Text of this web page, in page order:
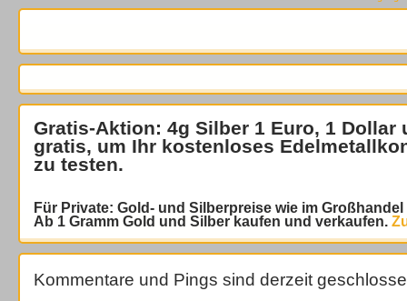
Gratis-Aktion: 4g Silber 1 Euro, 1 Dollar
gratis, um Ihr kostenloses
zu testen.
Für Private: Gold- und Silberpreise wie im
Ab 1 Gramm Gold und Silber kaufen und verkaufen.
Kommentare und Pings sind derzeit